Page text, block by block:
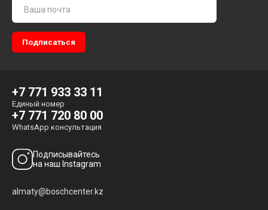
+7 771 933 33 11
Единый номер
+7 771 720 80 00
WhatsApp консультация
Подписывайтесь
на наш Instagram
almaty@boschcenter.kz